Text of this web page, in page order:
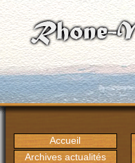
Accueil
Archives actualités